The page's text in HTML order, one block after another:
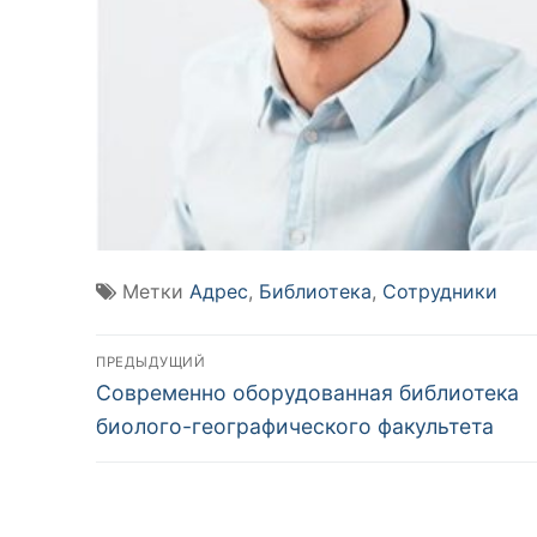
Метки Адрес, Библиотека, Сотрудники
Навигация
по
записям
ПРЕДЫДУЩИЙ
Предыдущая
запись:
Современно оборудованная библиотека
биолого-географического факультета